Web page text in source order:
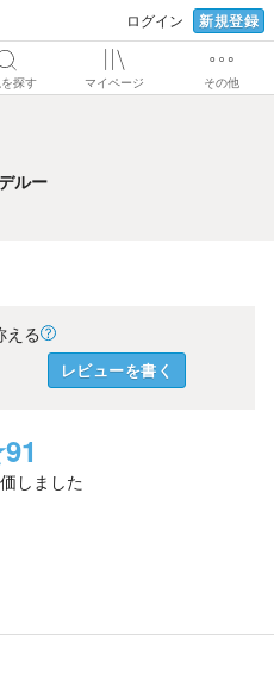
ログイン 新規登録
探す マイページ その他
デルー
ルー
る
レビューを書く
91
しました